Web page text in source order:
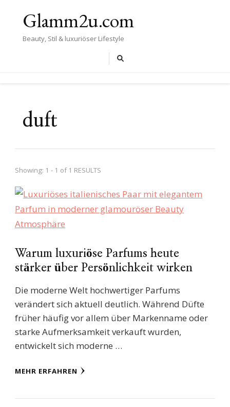
Glamm2u.com
Beauty, Stil & luxuriöser Lifestyle
duft
Showing: 1 - 1 of 1 RESULTS
Warum luxuriöse Parfums heute
stärker über Persönlichkeit wirken
Die moderne Welt hochwertiger Parfums
verändert sich aktuell deutlich. Während Düfte
früher häufig vor allem über Markenname oder
starke Aufmerksamkeit verkauft wurden,
entwickelt sich moderne …
MEHR ERFAHREN